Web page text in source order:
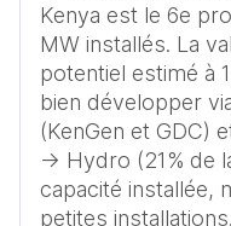
Kenya est le 6e
MW installés. La
potentiel estimé à
bien développer
(KenGen et GDC)
-> Hydro (21% de
capacité installée,
petites